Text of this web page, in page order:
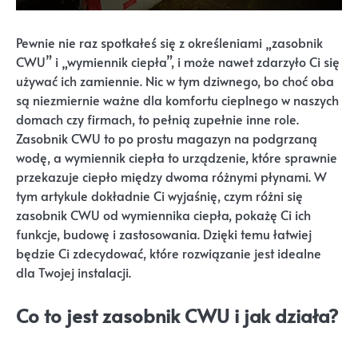
Pewnie nie raz spotkałeś się z określeniami „zasobnik
CWU” i „wymiennik ciepła”, i może nawet zdarzyło Ci się
używać ich zamiennie. Nic w tym dziwnego, bo choć oba
są niezmiernie ważne dla komfortu cieplnego w naszych
domach czy firmach, to pełnią zupełnie inne role.
Zasobnik CWU to po prostu magazyn na podgrzaną
wodę, a wymiennik ciepła to urządzenie, które sprawnie
przekazuje ciepło między dwoma różnymi płynami. W
tym artykule dokładnie Ci wyjaśnię, czym różni się
zasobnik CWU od wymiennika ciepła, pokażę Ci ich
funkcje, budowę i zastosowania. Dzięki temu łatwiej
będzie Ci zdecydować, które rozwiązanie jest idealne
dla Twojej instalacji.
Co to jest zasobnik CWU i jak działa?